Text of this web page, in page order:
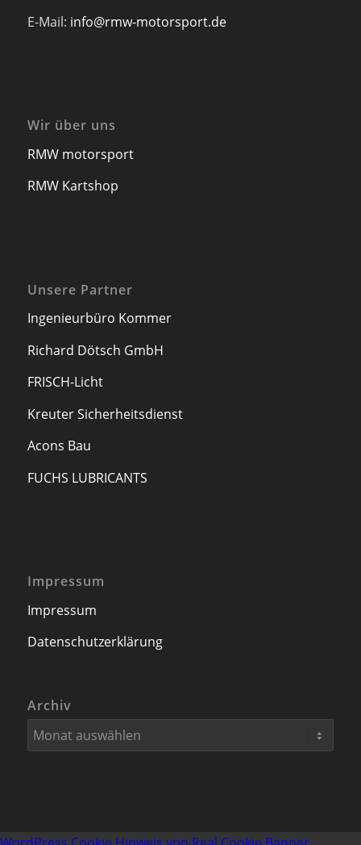
E-Mail: info@rmw-motorsport.de
Wir über uns
RMW motorsport
RMW Kartshop
Unsere Partner
Ingenieurbüro Kommer
Richard Dötsch GmbH
FRISCH-Licht
Kreuter Sicherheitsdienst
Acons Bau
FUCHS LUBRICANTS
Impressum
Impressum
Datenschutzerklärung
Archiv